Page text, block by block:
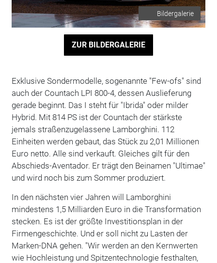
Bildergalerie
ZUR BILDERGALERIE
Exklusive Sondermodelle, sogenannte "Few-ofs" sind
auch der Countach LPI 800-4, dessen Auslieferung
gerade beginnt. Das I steht für "Ibrida" oder milder
Hybrid. Mit 814 PS ist der Countach der stärkste
jemals straßenzugelassene Lamborghini. 112
Einheiten werden gebaut, das Stück zu 2,01 Millionen
Euro netto. Alle sind verkauft. Gleiches gilt für den
Abschieds-Aventador. Er trägt den Beinamen "Ultimae"
und wird noch bis zum Sommer produziert.
In den nächsten vier Jahren will Lamborghini
mindestens 1,5 Milliarden Euro in die Transformation
stecken. Es ist der größte Investitionsplan in der
Firmengeschichte. Und er soll nicht zu Lasten der
Marken-DNA gehen. "Wir werden an den Kernwerten
wie Hochleistung und Spitzentechnologie festhalten,